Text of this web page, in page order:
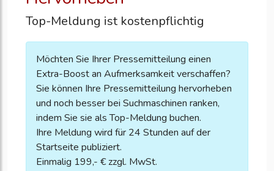
Top-Meldung ist kostenpflichtig
Möchten Sie Ihrer Pressemitteilung einen
Extra-Boost an Aufmerksamkeit verschaffen?
Sie können Ihre Pressemitteilung hervorheben
und noch besser bei Suchmaschinen ranken,
indem Sie sie als Top-Meldung buchen.
Ihre Meldung wird für 24 Stunden auf der
Startseite publiziert.
Einmalig 199,- € zzgl. MwSt.